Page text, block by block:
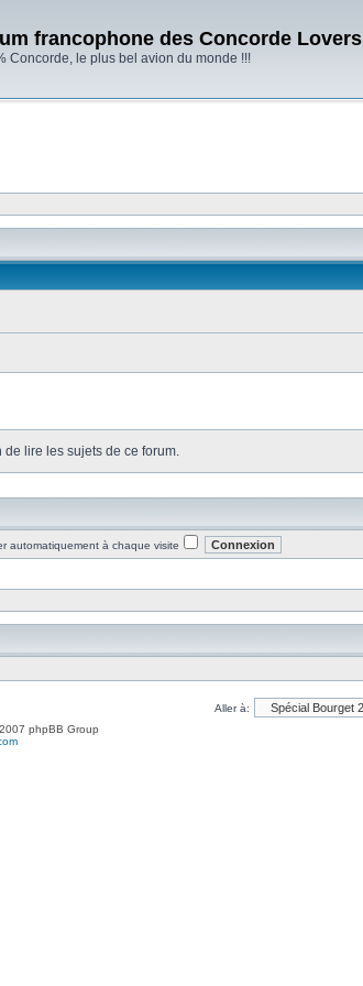
francophone des Concorde Lovers
Concorde, le plus bel avion du monde !!!
de lire les sujets de ce forum.
automatiquement à chaque visite
Aller à:
phpBB Group